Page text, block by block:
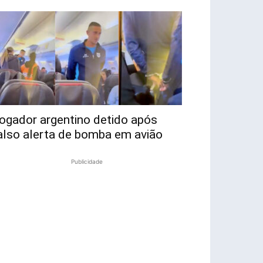
argentino detido após
alerta de bomba em avião
Publicidade